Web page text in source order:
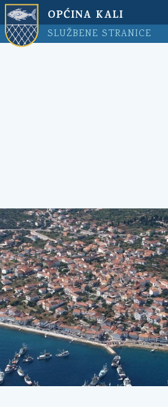
OPĆINA KALI
SLUŽBENE STRANICE